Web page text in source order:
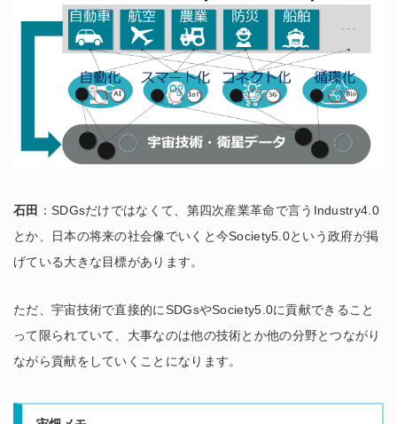
石田
：SDGsだけではなくて、第四次産業革命で言うIndustry4.0
とか、日本の将来の社会像でいくと今Society5.0という政府が掲
げている大きな目標があります。
ただ、宇宙技術で直接的にSDGsやSociety5.0に貢献できること
って限られていて、大事なのは他の技術とか他の分野とつながり
ながら貢献をしていくことになります。